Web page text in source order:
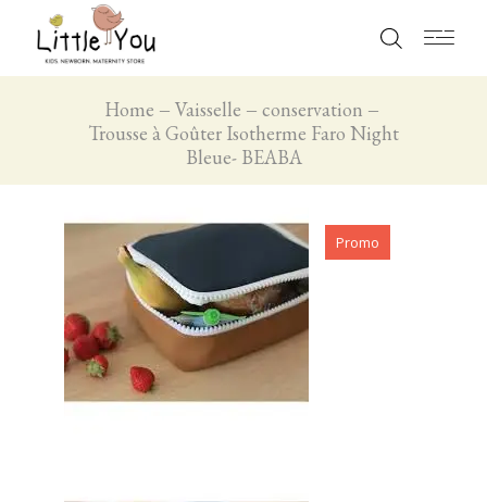
Home Vaisselle
conservation
Trousse à Goûter Isotherme Faro Night
Bleue- BEABA
Promo